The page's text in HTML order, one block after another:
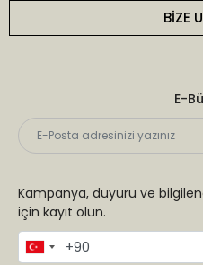
BİZE
E-
Kampanya, duyuru ve
için kayıt olun.